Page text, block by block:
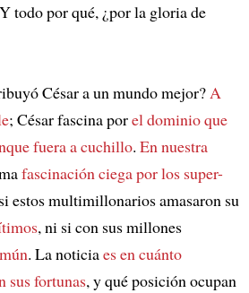
todo por qué, ¿por la gloria de
César a un mundo mejor?A
; César fascina porel dominio que
fuera a cuchillo. En nuestra
fascinación ciega por los super-
estos multimillonarios amasaron su
, ni si con sus millones
. La noticiaes en cuánto
sus fortunas, y qué posición ocupan